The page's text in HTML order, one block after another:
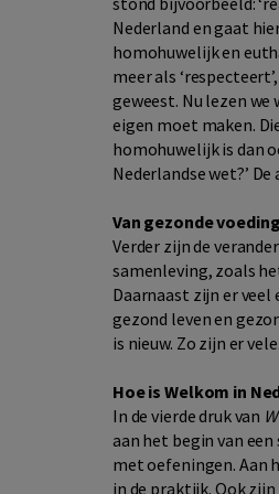
Nederland en gaat
homohuwelijk en
meer als
geweest. Nu lezen we
eigen moet maken.
homohuwelijk is dan
Nederlandse wet?’
Van gezonde
Verder zijn de
samenleving, zoals
Daarnaast zijn er
gezond leven en
is nieuw. Zo zijn er
Hoe is Welkom in
In de vierde druk van
aan het begin van
met oefeningen. Aan
in de praktijk. Ook